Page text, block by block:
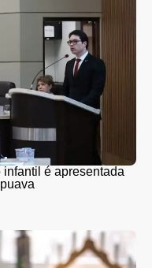
é apresentada